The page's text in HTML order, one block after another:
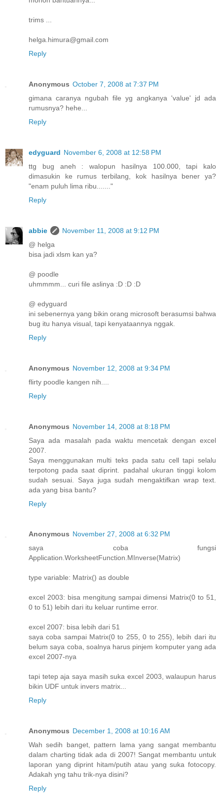
trims ...
helga.himura@gmail.com
Reply
Anonymous October 7, 2008 at 7:37 PM
gimana caranya ngubah file yg angkanya 'value' jd ada
rumusnya? hehe...
Reply
edyguard November 6, 2008 at 12:58 PM
ttg bug aneh : walopun hasilnya 100.000, tapi kalo
dimasukin ke rumus terbilang, kok hasilnya bener ya?
"enam puluh lima ribu......."
Reply
abbie
November 11, 2008 at 9:12 PM
@ helga
bisa jadi xlsm kan ya?
@ poodle
uhmmmm... curi file aslinya :D :D :D
@ edyguard
ini sebenernya yang bikin orang microsoft berasumsi bahwa
bug itu hanya visual, tapi kenyataannya nggak.
Reply
Anonymous November 12, 2008 at 9:34 PM
flirty poodle kangen nih....
Reply
Anonymous November 14, 2008 at 8:18 PM
Saya ada masalah pada waktu mencetak dengan excel
2007.
Saya menggunakan multi teks pada satu cell tapi selalu
terpotong pada saat diprint. padahal ukuran tinggi kolom
sudah sesuai. Saya juga sudah mengaktifkan wrap text.
ada yang bisa bantu?
Reply
Anonymous November 27, 2008 at 6:32 PM
saya coba fungsi
Application.WorksheetFunction.MInverse(Matrix)
type variable: Matrix() as double
excel 2003: bisa mengitung sampai dimensi Matrix(0 to 51,
0 to 51) lebih dari itu keluar runtime error.
excel 2007: bisa lebih dari 51
saya coba sampai Matrix(0 to 255, 0 to 255), lebih dari itu
belum saya coba, soalnya harus pinjem komputer yang ada
excel 2007-nya
tapi tetep aja saya masih suka excel 2003, walaupun harus
bikin UDF untuk invers matrix...
Reply
Anonymous December 1, 2008 at 10:16 AM
Wah sedih banget, pattern lama yang sangat membantu
dalam charting tidak ada di 2007! Sangat membantu untuk
laporan yang diprint hitam/putih atau yang suka fotocopy.
Adakah yng tahu trik-nya disini?
Reply